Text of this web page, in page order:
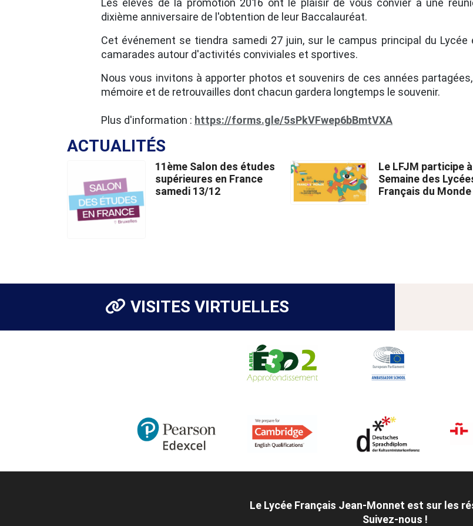
dixième anniversaire de l'obtention de leur Baccalauréat.
Cet événement se tiendra samedi 27 juin, sur le campus principal du
camarades autour d'activités conviviales et sportives.
Nous vous invitons à apporter photos et souvenirs de ces années
mémoire et de retrouvailles dont chacun gardera longtemps le souvenir.
Plus d'information : https://forms.gle/5sPkVFwep6bBmtVXA
ACTUALITÉS
11ème Salon des études
supérieures en France
samedi 13/12
Le LFJM participe
Semaine des
Français du Monde
VISITES VIRTUELLES
Le Lycée Français Jean-Monnet est sur les
Suivez-nous !